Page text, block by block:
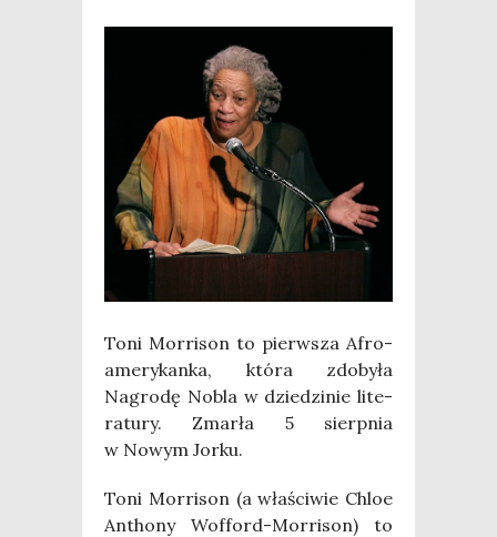
Toni Mor­ri­son to pierw­sza Afro­
ame­ry­kan­ka, któ­ra zdo­by­ła
Nagro­dę Nobla w dzie­dzi­nie lite­
ra­tu­ry. Zmar­ła 5 sierp­nia
w Nowym Jorku.
Toni Mor­ri­son (a wła­ści­wie Chloe
Antho­ny Wof­ford-Mor­ri­son) to